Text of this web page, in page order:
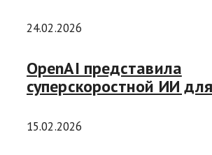
24.02.2026
OpenAI представила
суперскоростной ИИ
15.02.2026